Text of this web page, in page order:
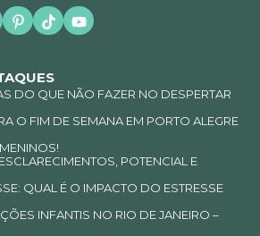
DO QUE NÃO FAZER NO DESPERTAR
O FIM DE SEMANA EM PORTO ALEGRE
POTENCIAL E
QUAL É O IMPACTO DO ESTRESSE
INFANTIS NO RIO DE JANEIRO –